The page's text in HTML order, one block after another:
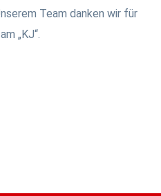
Team danken wir für
„KJ“.